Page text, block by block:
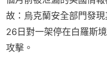
故：烏克蘭安全部門發
26日對一架停在白羅斯
攻擊。